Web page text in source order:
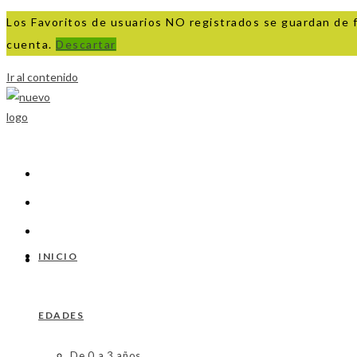
Los Favoritos de usuarios NO registrados se guardan
cuenta. Descartar
Ir al contenido
INICIO
EDADES